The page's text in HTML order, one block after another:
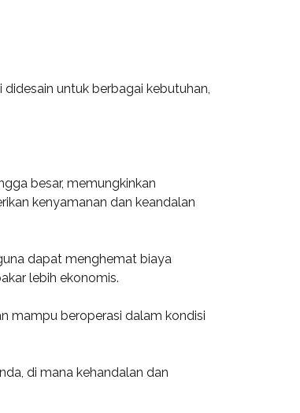
untuk berbagai kebutuhan,
besar, memungkinkan
kenyamanan dan keandalan
dapat menghemat biaya
lebih ekonomis.
mampu beroperasi dalam kondisi
di mana kehandalan dan